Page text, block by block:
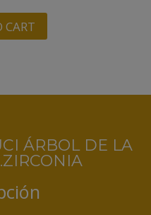
CART
ÁRBOL DE LA